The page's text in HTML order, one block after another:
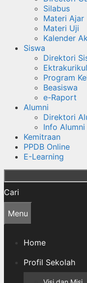
Silabus
Materi Ajar
Materi Uji
Kalender
Siswa
Direktori
Program
Beasiswa
e-Raport
Alumni
Direktori
Info Alumni
Kemitraan
PPDB Online
E-Learning
Cari
Menu
Home
Profil Sekolah